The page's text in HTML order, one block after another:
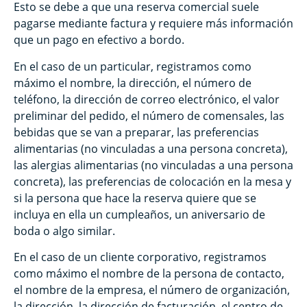
Esto se debe a que una reserva comercial suele
pagarse mediante factura y requiere más información
que un pago en efectivo a bordo.
En el caso de un particular, registramos como
máximo el nombre, la dirección, el número de
teléfono, la dirección de correo electrónico, el valor
preliminar del pedido, el número de comensales, las
bebidas que se van a preparar, las preferencias
alimentarias (no vinculadas a una persona concreta),
las alergias alimentarias (no vinculadas a una persona
concreta), las preferencias de colocación en la mesa y
si la persona que hace la reserva quiere que se
incluya en ella un cumpleaños, un aniversario de
boda o algo similar.
En el caso de un cliente corporativo, registramos
como máximo el nombre de la persona de contacto,
el nombre de la empresa, el número de organización,